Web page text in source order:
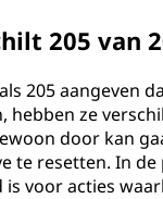
205 van
205 aangeven
ze
door kan
te resetten. In
is voor acties